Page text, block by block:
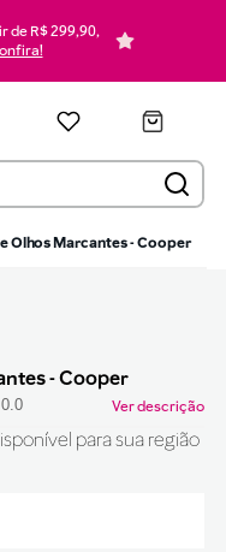
de R$ 299,90,
Olhos Marcantes - Cooper
- Cooper
0.0 Ver descrição
para sua região